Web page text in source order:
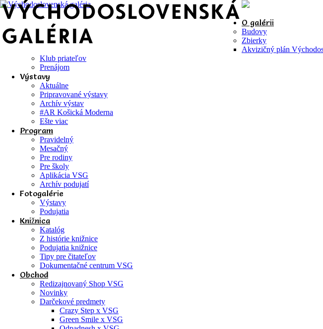
O galérii
Budovy
Zbierky
Akvizičný plán
Klub priateľov
Prenájom
Výstavy
Aktuálne
Pripravované výstavy
Archív výstav
#AR Košická Moderna
Ešte viac
Program
Pravidelný
Mesačný
Pre rodiny
Pre školy
Aplikácia VSG
Archív podujatí
Fotogalérie
Výstavy
Podujatia
Knižnica
Katalóg
Z histórie knižnice
Podujatia knižnice
Tipy pre čitateľov
Dokumentačné centrum VSG
Obchod
Redizajnovaný Shop VSG
Novinky
Darčekové predmety
Crazy Step x VSG
Green Smile x VSG